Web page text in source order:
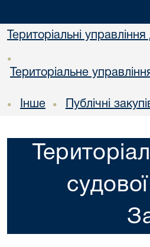
Територіальні
•
Територіальне
• Інше • Публічні